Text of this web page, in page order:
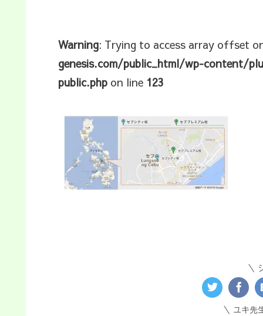
Warning: Trying to access array offset
genesis.com/public_html/wp-content/
public.php on line 123
ユキ先